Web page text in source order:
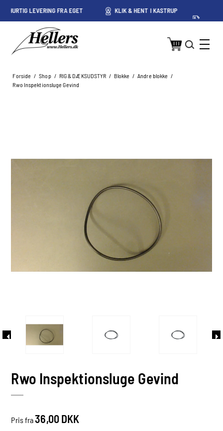
KLIK & HENT I KASTRUP PRISGARANTI PÅ DANSKE
Forside / Shop / RIG & DÆKSUDSTYR / Blokke / Andre blokke /
Rwo Inspektionsluge Gevind
Rwo Inspektionsluge Gevind
Pris fra36,00 DKK